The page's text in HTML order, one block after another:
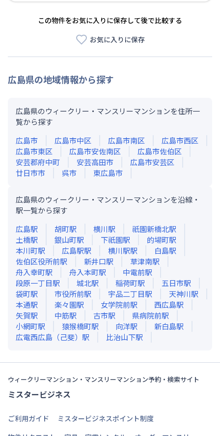
この物件をお気に入りに保存して後で比較する
お気に入りに保存
広島県の地域情報から探す
広島県のウィークリー・マンスリーマンションを住所一
覧から探す
広島市
広島市中区 広島市南区
広島市西区
広島市東区
広島市安佐南区
広島市佐伯区
安芸郡府中町
安芸高田市
広島市安芸区
廿日市市
呉市 東広島市
広島県のウィークリー・マンスリーマンションを沿線・
駅一覧から探す
広島駅 胡町駅 横川駅 祇園新橋北駅
土橋駅 銀山町駅 下祇園駅 的場町駅
本川町駅 広島駅駅 横川駅駅 白島駅
佐伯区役所前駅 新井口駅 草津南駅
舟入幸町駅 舟入本町駅 中電前駅
段原一丁目駅 城北駅 稲荷町駅 五日市駅
袋町駅 市役所前駅 宇品二丁目駅 天神川駅
本通駅 楽々園駅 女学院前駅 西広島駅
矢賀駅 中筋駅 古市駅 県病院前駅
小網町駅 猿猴橋町駅 向洋駅 新白島駅
広電西広島（己斐） 駅 比治山下駅
ウィークリーマンション・マンスリーマンション予約・検索サイト
ミスタービジネス
ご利用ガイド
ミスタービジネスポイント制度